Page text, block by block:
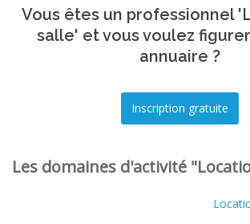
Vous êtes un professionnel
salle' et vous voulez
annuaire ?
Les domaines d'activité